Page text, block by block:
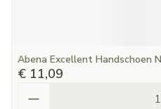
Abena Excellent Handschoen
€ 11,09